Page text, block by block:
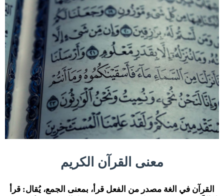
معنى القرآن الكريم
القرآن في الغة مصدر من الفعل قرأ، بمعنى الجمع، يُقال: قرأ